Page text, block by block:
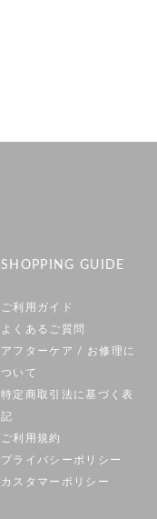
SHOPPING GUIDE
ご利用ガイド
よくあるご質問
アフターケア / お修理に
ついて
特定商取引法に基づく表
記
ご利用規約
プライバシーポリシー
カスタマーポリシー